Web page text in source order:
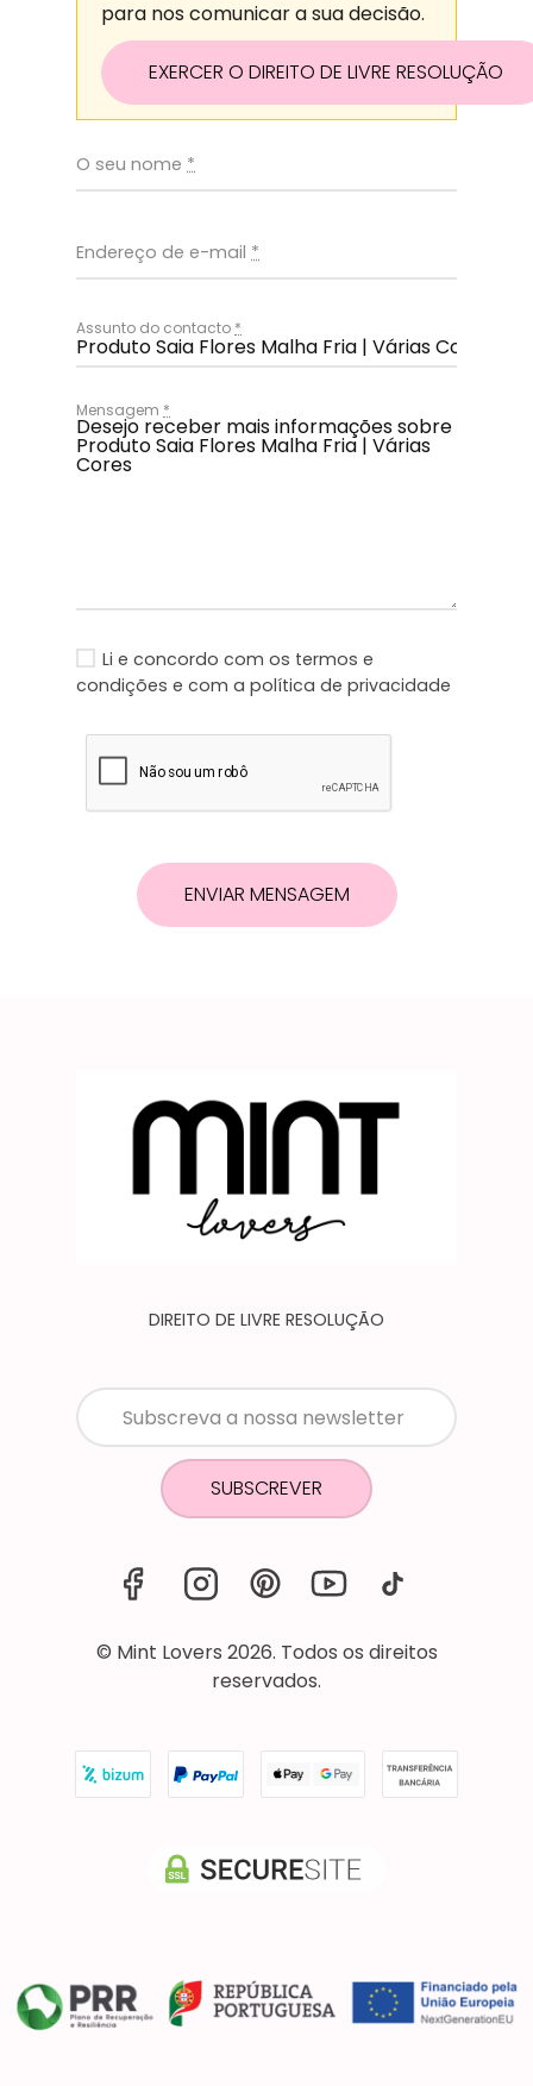
para nos comunicar a sua decisão.
EXERCER O DIREITO DE LIVRE RESOLUÇÃO
O seu nome *
Endereço de e-mail *
Assunto do contacto *
Mensagem *
Li e concordo com os termos e
condições e com a política de privacidade
ENVIAR MENSAGEM
DIREITO DE LIVRE RESOLUÇÃO
SUBSCREVER
© Mint Lovers 2026. Todos os direitos
reservados.